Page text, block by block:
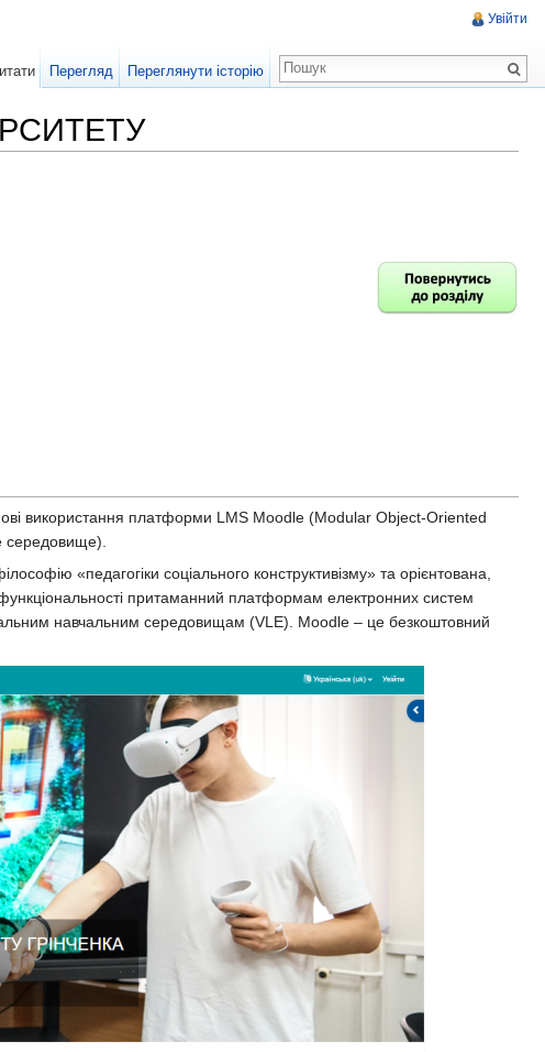
використання платформи LMS Moodle (Modular Object-Oriented
середовище).
«педагогіки соціального конструктивізму» та орієнтована,
притаманний платформам електронних систем
навчальним середовищам (VLE). Moodle – це безкоштовний
Увійти
Перегляд Переглянути історію